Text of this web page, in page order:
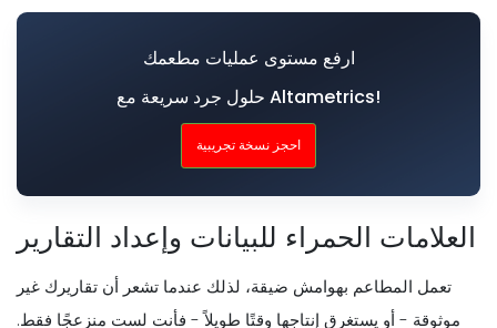
ارفع مستوى عمليات مطعمك
حلول جرد سريعة مع Altametrics!
احجز نسخة تجريبية
العلامات الحمراء للبيانات وإعداد التقارير
تعمل المطاعم بهوامش ضيقة، لذلك عندما تشعر أن تقاريرك غير
موثوقة - أو يستغرق إنتاجها وقتًا طويلاً - فأنت لست منزعجًا فقط.